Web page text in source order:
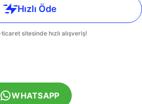
WHATSAPP